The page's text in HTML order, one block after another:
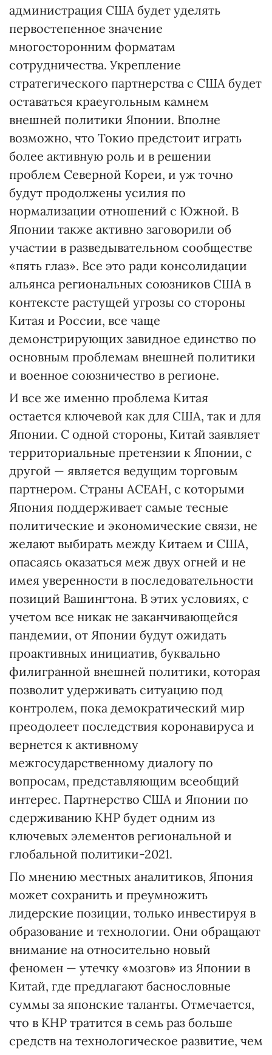
администрация США будет уделять
первостепенное значение
многосторонним форматам
сотрудничества. Укрепление
стратегического партнерства с США будет
оставаться краеугольным камнем
внешней политики Японии. Вполне
возможно, что Токио предстоит играть
более активную роль и в решении
проблем Северной Кореи, и уж точно
будут продолжены усилия по
нормализации отношений с Южной. В
Японии также активно заговорили об
участии в разведывательном сообществе
«пять глаз». Все это ради консолидации
альянса региональных союзников США в
контексте растущей угрозы со стороны
Китая и России, все чаще
демонстрирующих завидное единство по
основным проблемам внешней политики
и военное союзничество в регионе.
И все же именно проблема Китая
остается ключевой как для США, так и для
Японии. С одной стороны, Китай заявляет
территориальные претензии к Японии, с
другой — является ведущим торговым
партнером. Страны АСЕАН, с которыми
Япония поддерживает самые тесные
политические и экономические связи, не
желают выбирать между Китаем и США,
опасаясь оказаться меж двух огней и не
имея уверенности в последовательности
позиций Вашингтона. В этих условиях, с
учетом все никак не заканчивающейся
пандемии, от Японии будут ожидать
проактивных инициатив, буквально
филигранной внешней политики, которая
позволит удерживать ситуацию под
контролем, пока демократический мир
преодолеет последствия коронавируса и
вернется к активному
межгосударственному диалогу по
вопросам, представляющим всеобщий
интерес. Партнерство США и Японии по
сдерживанию КНР будет одним из
ключевых элементов региональной и
глобальной политики-2021.
По мнению местных аналитиков, Япония
может сохранить и преумножить
лидерские позиции, только инвестируя в
образование и технологии. Они обращают
внимание на относительно новый
феномен — утечку «мозгов» из Японии в
Китай, где предлагают баснословные
суммы за японские таланты. Отмечается,
что в КНР тратится в семь раз больше
средств на технологическое развитие, чем